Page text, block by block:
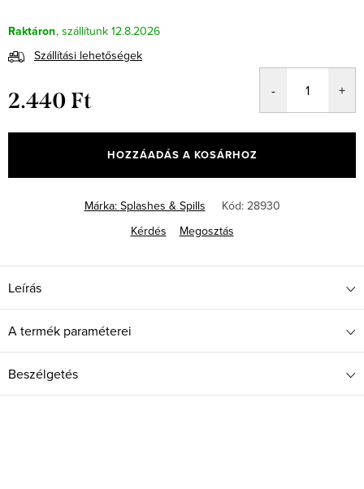
Raktáron
12.8.2026
Szállítási lehetőségek
2.440 Ft
HOZZÁADÁS A KOSÁRHOZ
Márka: Splashes & Spills Kód: 28930
Kérdés
Megosztás
Leírás
A termék paraméterei
Beszélgetés